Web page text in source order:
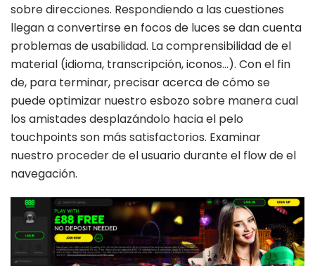
sobre direcciones. Respondiendo a las cuestiones
llegan a convertirse en focos de luces se dan cuenta
problemas de usabilidad. La comprensibilidad de el
material (idioma, transcripción, iconos…). Con el fin
de, para terminar, precisar acerca de cómo se
puede optimizar nuestro esbozo sobre manera cual
los amistades desplazándolo hacia el pelo
touchpoints son más satisfactorios. Examinar
nuestro proceder de el usuario durante el flow de el
navegación.